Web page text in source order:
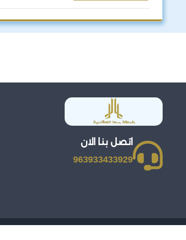
اتصل بنا الان
963933433929